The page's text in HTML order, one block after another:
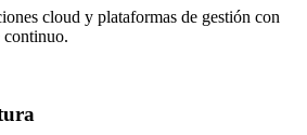
cloud y plataformas de gestión con
continuo.